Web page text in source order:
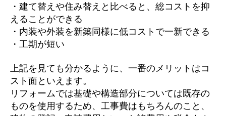
・建て替えや住み替えと比べると、総コストを抑
えることができる
・内装や外装を新築同様に低コストで一新できる
・工期が短い
上記を見ても分かるように、一番のメリットはコ
スト面といえます。
リフォームでは基礎や構造部分については既存の
ものを使用するため、工事費はもちろんのこと、